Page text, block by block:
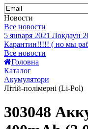
Новости
Все новости
5 января 2021 Локдаун
Карантин!!!!! ( но мы
Все новости
Головна
Каталог
Акумулятори
Літій-полімерні (Li-Pol)
303048